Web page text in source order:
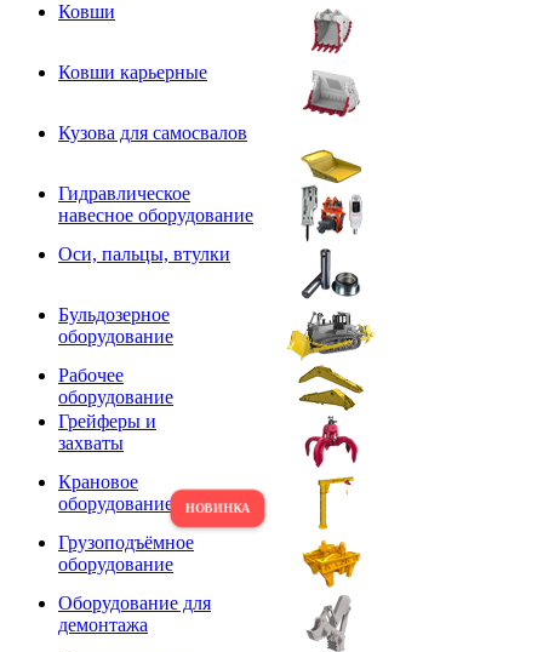
Ковши
Ковши карьерные
Кузова для самосвалов
Гидравлическое
навесное оборудование
Оси, пальцы, втулки
Бульдозерное
оборудование
Рабочее
оборудование
Грейферы и
захваты
Крановое
оборудование
Грузоподъёмное
оборудование
Оборудование для
демонтажа